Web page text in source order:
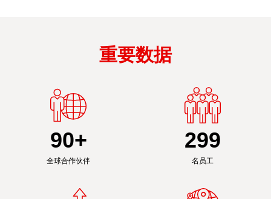
重要数据
90+
全球合作伙伴
300
名员工